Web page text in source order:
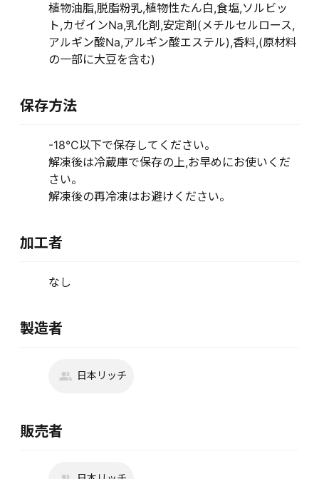
植物油脂,脱脂粉乳,植物性たん白,食塩,ソルビッ
ト,カゼインNa,乳化剤,安定剤(メチルセルロース,
アルギン酸Na,アルギン酸エステル),香料,(原材料
の一部に大豆を含む)
保存方法
-18℃以下で保存してください。
解凍後は冷蔵庫で保存の上,お早めにお使いくだ
さい。
解凍後の再冷凍はお避けください。
加工者
なし
製造者
日本リッチ
販売者